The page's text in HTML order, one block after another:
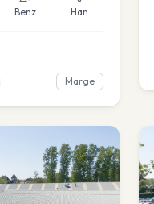
Benz Han
Marge